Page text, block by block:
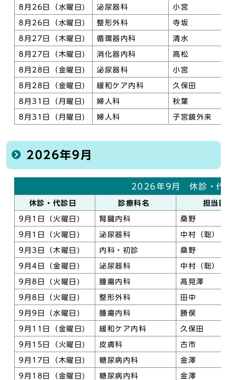
8月26日（水曜日) 泌尿器科 小宮
8月26日（水曜日) 整形外科 寺坂
8月27日（木曜日) 循環器内科 清水
8月27日（木曜日) 消化器内科 高松
8月28日（金曜日) 泌尿器科 小宮
8月28日（金曜日) 緩和ケア内科 久保田
8月31日（月曜日) 婦人科 秋葉
8月31日（月曜日) 婦人科 子宮鏡外来
2026年9月
2026年9月 休診・代
休診・代診日 診療科名 担当
9月1日（火曜日) 腎臓内科 桑野
9月1日（火曜日) 泌尿器科 中村（聡）
9月3日（木曜日) 内科・初診 桑野
9月4日（金曜日) 泌尿器科 中村（聡）
9月8日（火曜日) 腫瘍内科 髙見澤
9月8日（火曜日) 整形外科 田中
9月9日（水曜日) 腫瘍内科 勝俣
9月11日（金曜日) 緩和ケア内科 久保田
9月15日（火曜日) 皮膚科 古市
9月17日（木曜日) 糖尿病内科 金澤
9月18日（金曜日) 糖尿病内科 金澤